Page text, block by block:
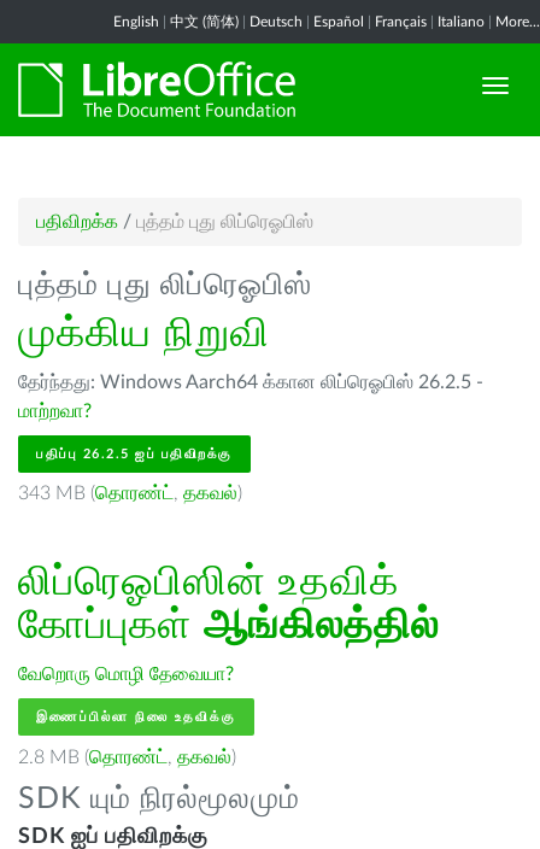
English 中文 (简体) Deutsch Español Français Italiano More...
பதிவிறக்க / புத்தம் புது லிப்ரெஓபிஸ்
புத்தம் புது லிப்ரெஓபிஸ்
முக்கிய நிறுவி
தேர்ந்தது: Windows Aarch64 க்கான லிப்ரெஓபிஸ் 26.2.5 -
மாற்றவா?
பதிப்பு 26.2.5 ஐப் பதிவிறக்கு
343 MB (தொரண்ட் , தகவல்)
லிப்ரெஓபிஸின் உதவிக்
கோப்புகள் ஆங்கிலத்தில்
வேறொரு மொழி தேவையா?
இணைப்பில்லா நிலை உதவிக்கு
2.8 MB (தொரண்ட் , தகவல்)
SDK யும் நிரல்மூலமும்
SDK ஐப் பதிவிறக்கு